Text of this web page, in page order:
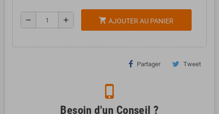
remove add shopping_cart AJOUTER AU PANIER
Partager Tweet
phone_iphone
Besoin d'un Conseil ?